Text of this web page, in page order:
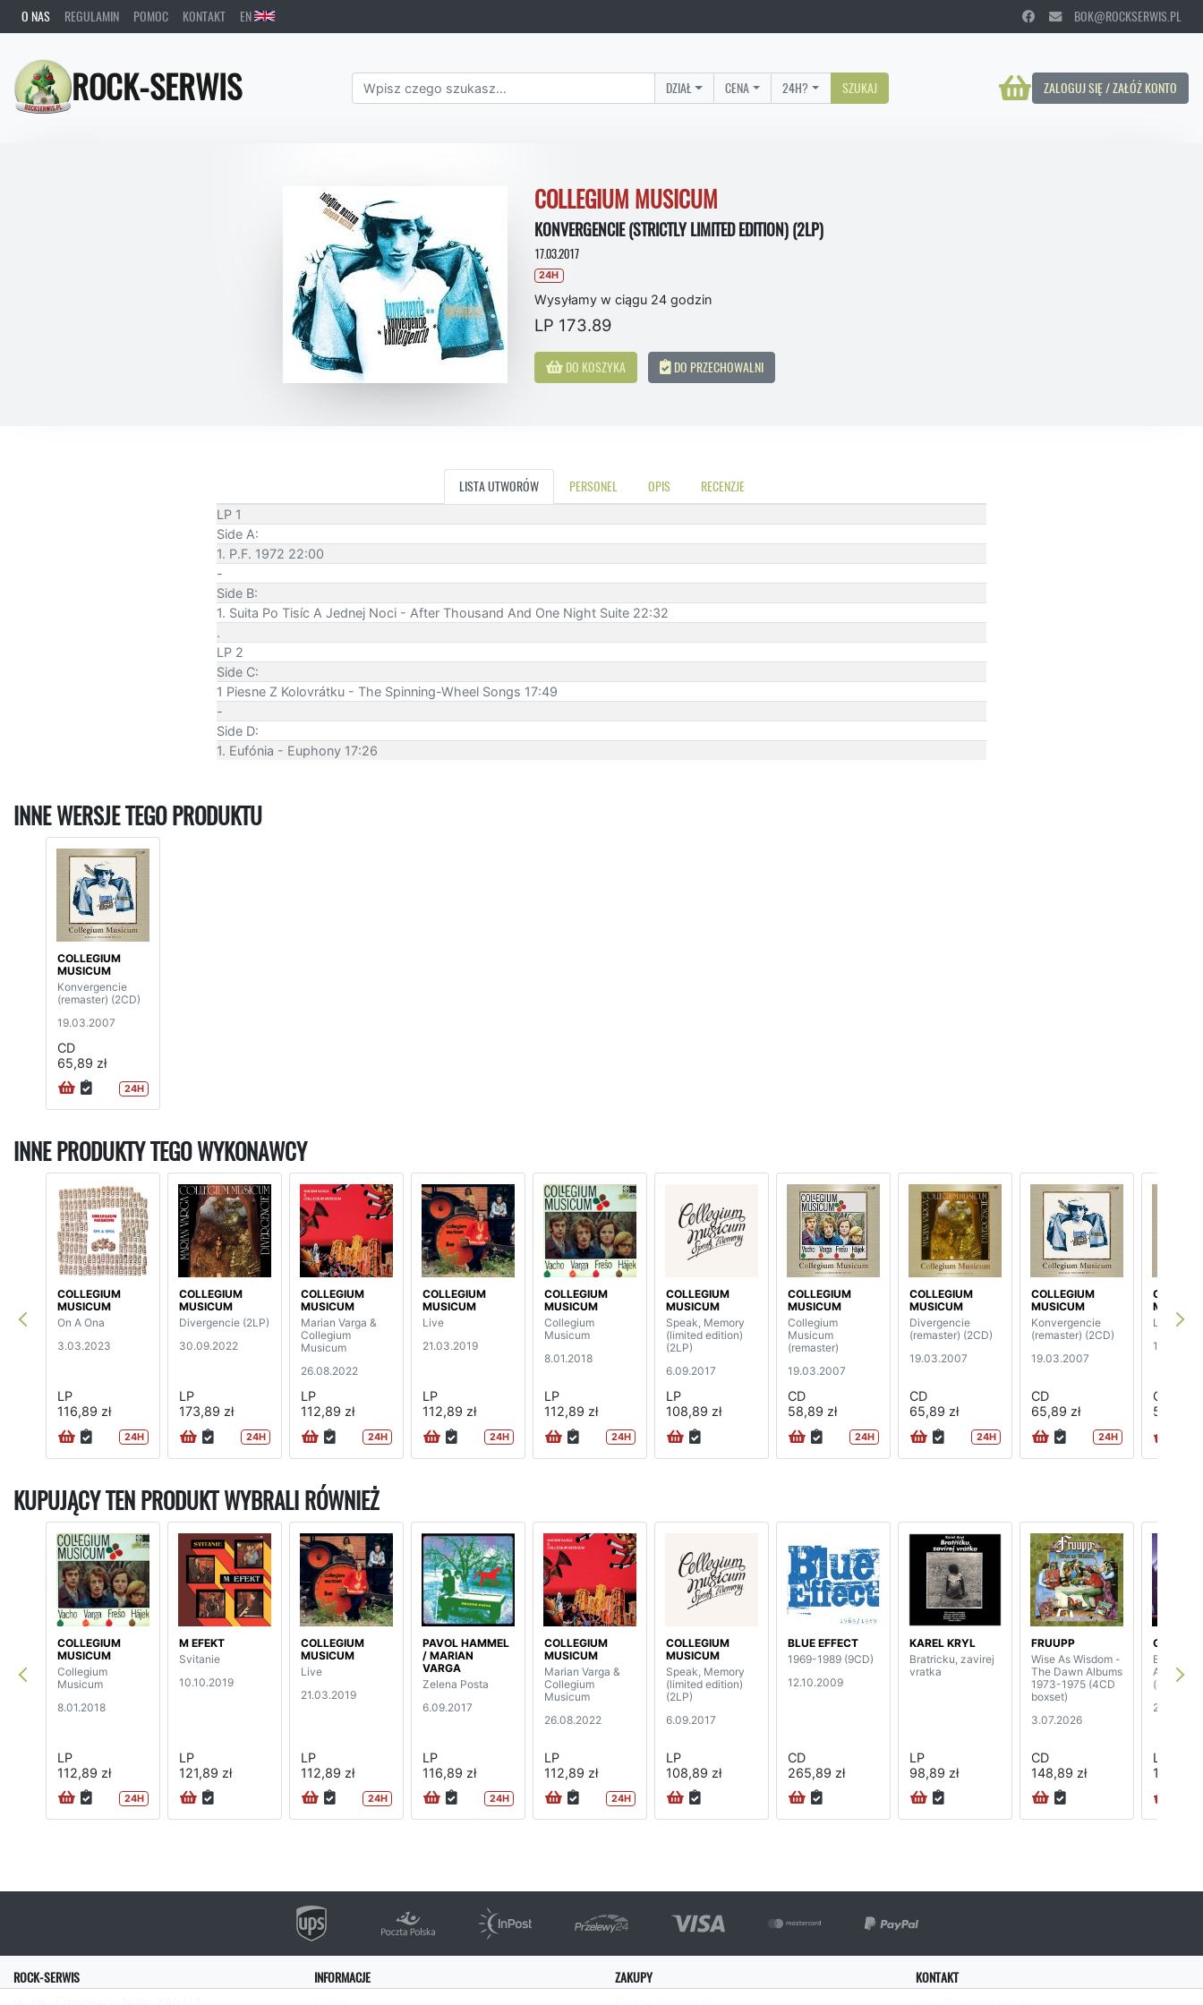
O NAS REGULAMIN POMOC KONTAKT EN BOK@ROCKSERWIS.PL
ROCK-SERWIS ZALOGUJ SIĘ / ZAŁÓŻ KONTO
DZIAŁ CENA 24H? SZUKAJ
COLLEGIUM MUSICUM
KONVERGENCIE (STRICTLY LIMITED EDITION) (2LP)
17.03.2017
24H
Wysyłamy w ciągu 24 godzin
LP 173.89
DO KOSZYKA DO PRZECHOWALNI
LISTA UTWORÓW PERSONEL OPIS RECENZJE
LP 1
Side A:
1. P.F. 1972 22:00
-
Side B:
1. Suita Po Tisíc A Jednej Noci - After Thousand And One Night Suite 22:32
.
LP 2
Side C:
1 Piesne Z Kolovrátku - The Spinning-Wheel Songs 17:49
-
Side D:
1. Eufónia - Euphony 17:26
INNE WERSJE TEGO PRODUKTU
COLLEGIUM
MUSICUM
Konvergencie
(remaster) (2CD)
19.03.2007
CD
65,89 zł
24H
INNE PRODUKTY TEGO WYKONAWCY
COLLEGIUM
MUSICUM
On A Ona
3.03.2023
LP
116,89 zł
24H
COLLEGIUM
MUSICUM
Divergencie (2LP)
30.09.2022
LP
173,89 zł
24H
COLLEGIUM
MUSICUM
Marian Varga &
Collegium
Musicum
26.08.2022
LP
112,89 zł
24H
COLLEGIUM
MUSICUM
Live
21.03.2019
LP
112,89 zł
24H
COLLEGIUM
MUSICUM
Collegium
Musicum
8.01.2018
LP
112,89 zł
24H
COLLEGIUM
MUSICUM
Speak, Memory
(limited edition)
(2LP)
6.09.2017
LP
108,89 zł
COLLEGIUM
MUSICUM
Collegium
Musicum
(remaster)
19.03.2007
CD
58,89 zł
24H
COLLEGIUM
MUSICUM
Divergencie
(remaster) (2CD)
19.03.2007
CD
65,89 zł
24H
COLLEGIUM
MUSICUM
Konvergencie
(remaster) (2CD)
19.03.2007
CD
65,89 zł
24H
Live
CD
58,89 zł
KUPUJĄCY TEN PRODUKT WYBRALI RÓWNIEŻ
COLLEGIUM
MUSICUM
Collegium
Musicum
8.01.2018
LP
112,89 zł
24H
M EFEKT
Svitanie
10.10.2019
LP
121,89 zł
COLLEGIUM
MUSICUM
Live
21.03.2019
LP
112,89 zł
24H
PAVOL HAMMEL
/ MARIAN
VARGA
Zelena Posta
6.09.2017
LP
116,89 zł
24H
COLLEGIUM
MUSICUM
Marian Varga &
Collegium
Musicum
26.08.2022
LP
112,89 zł
24H
COLLEGIUM
MUSICUM
Speak, Memory
(limited edition)
(2LP)
6.09.2017
LP
108,89 zł
BLUE EFFECT
1969-1989 (9CD)
12.10.2009
CD
265,89 zł
KAREL KRYL
Bratricku, zavirej
vratka
LP
98,89 zł
FRUUPP
Wise As Wisdom -
The Dawn Albums
1973-1975 (4CD
boxset)
3.07.2026
CD
148,89 zł
Bedside
Are Extra
(remaster)
LP
141,89
ROCK-SERWIS INFORMACJE ZAKUPY KONTAKT